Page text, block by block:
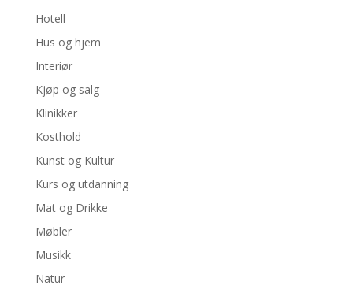
Hotell
Hus og hjem
Interiør
Kjøp og salg
Klinikker
Kosthold
Kunst og Kultur
Kurs og utdanning
Mat og Drikke
Møbler
Musikk
Natur